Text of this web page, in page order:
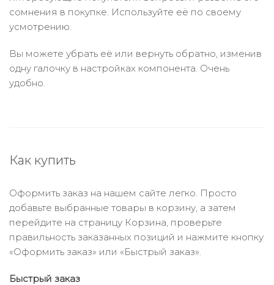
сомнения в покупке. Используйте её по своему
усмотрению.
Вы можете убрать её или вернуть обратно, изменив
одну галочку в настройках компонента. Очень
удобно.
Как купить
Оформить заказ на нашем сайте легко. Просто
добавьте выбранные товары в корзину, а затем
перейдите на страницу Корзина, проверьте
правильность заказанных позиций и нажмите кнопку
«Оформить заказ» или «Быстрый заказ».
Быстрый заказ